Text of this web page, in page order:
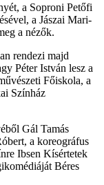
a Soproni Petőfi
a Jászai Mari-
a nézők.
rendezi majd
Péter István lesz a
Főiskola, a
Színház
Gál Tamás
a koreográfus
Ibsen Kísértetek
Béres